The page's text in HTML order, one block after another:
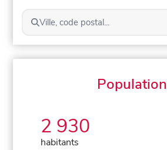
Ville, code postal...
Population
2 930
habitants